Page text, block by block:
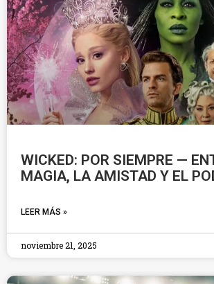
WICKED: POR SIEMPRE —
MAGIA, LA AMISTAD Y EL
LEER MÁS »
noviembre 21, 2025